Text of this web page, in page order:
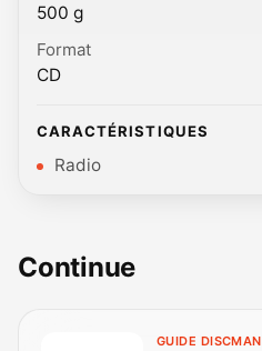
500 g
Format
CD
CARACTÉRISTIQUES
Radio
Continue
GUIDE DISCMAN